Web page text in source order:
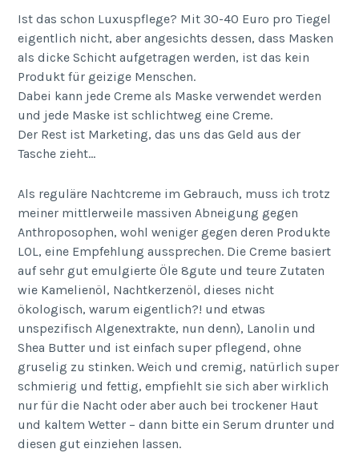
Ist das schon Luxuspflege? Mit 30-40 Euro pro Tiegel
eigentlich nicht, aber angesichts dessen, dass Masken
als dicke Schicht aufgetragen werden, ist das kein
Produkt für geizige Menschen.
Dabei kann jede Creme als Maske verwendet werden
und jede Maske ist schlichtweg eine Creme.
Der Rest ist Marketing, das uns das Geld aus der
Tasche zieht…
Als reguläre Nachtcreme im Gebrauch, muss ich trotz
meiner mittlerweile massiven Abneigung gegen
Anthroposophen, wohl weniger gegen deren Produkte
LOL, eine Empfehlung aussprechen. Die Creme basiert
auf sehr gut emulgierte Öle 8gute und teure Zutaten
wie Kamelienöl, Nachtkerzenöl, dieses nicht
ökologisch, warum eigentlich?! und etwas
unspezifisch Algenextrakte, nun denn), Lanolin und
Shea Butter und ist einfach super pflegend, ohne
gruselig zu stinken. Weich und cremig, natürlich super
schmierig und fettig, empfiehlt sie sich aber wirklich
nur für die Nacht oder aber auch bei trockener Haut
und kaltem Wetter – dann bitte ein Serum drunter und
diesen gut einziehen lassen.